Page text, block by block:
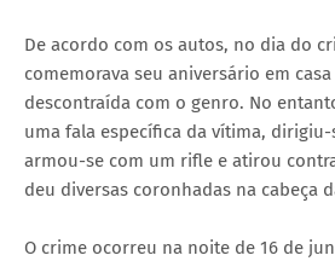
De acordo com os autos, no dia do
comemorava seu aniversário em
descontraída com o genro. No
uma fala específica da vítima,
armou-se com um rifle e atirou
deu diversas coronhadas na cabeça
O crime ocorreu na noite de 16 de